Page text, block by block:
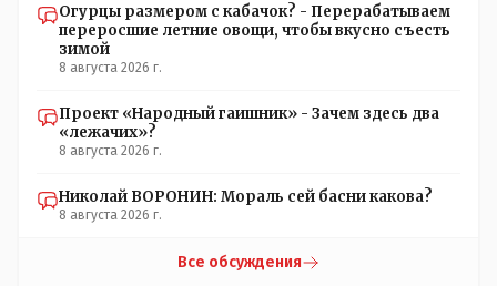
Огурцы размером с кабачок? - Перерабатываем
переросшие летние овощи, чтобы вкусно съесть
зимой
8 августа 2026 г.
Проект «Народный гаишник» - Зачем здесь два
«лежачих»?
8 августа 2026 г.
Николай ВОРОНИН: Мораль сей басни какова?
8 августа 2026 г.
Все обсуждения